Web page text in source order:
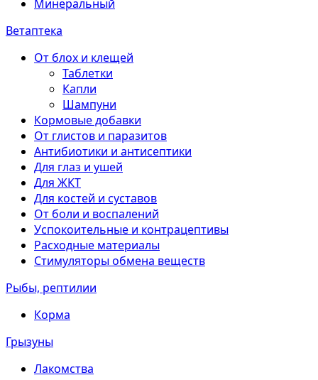
Минеральный
Ветаптека
От блох и клещей
Таблетки
Капли
Шампуни
Кормовые добавки
От глистов и паразитов
Антибиотики и антисептики
Для глаз и ушей
Для ЖКТ
Для костей и суставов
От боли и воспалений
Успокоительные и контрацептивы
Расходные материалы
Стимуляторы обмена веществ
Рыбы, рептилии
Корма
Грызуны
Лакомства